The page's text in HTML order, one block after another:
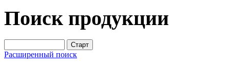
Поиск продукции
Расширенный поиск